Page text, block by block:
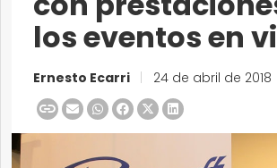
los eventos en
Ernesto Ecarri 24 de abril de 2018